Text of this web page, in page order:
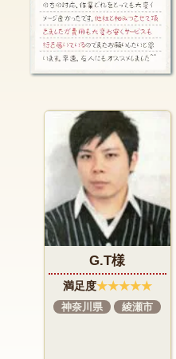
A.M様
満足度★★★★☆
シーリングライト